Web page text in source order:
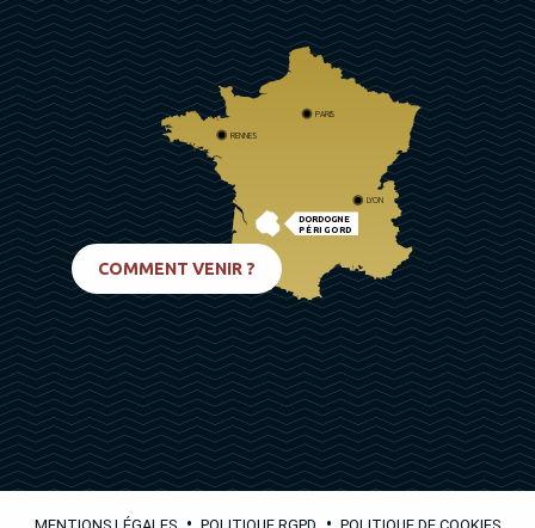
DORDOGNE
PÉRIGORD
PARIS
RENNES
LYON
COMMENT VENIR ?